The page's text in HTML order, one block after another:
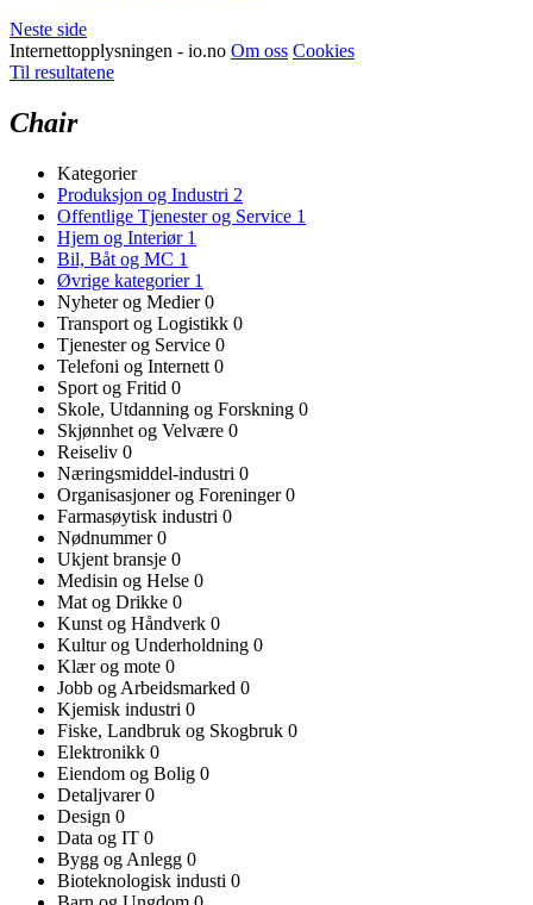
Neste side
Internettopplysningen - io.no Om oss Cookies
Til resultatene
Chair
Kategorier
Produksjon og Industri 2
Offentlige Tjenester og Service 1
Hjem og Interiør 1
Bil, Båt og MC 1
Øvrige kategorier 1
Nyheter og Medier0
Transport og Logistikk 0
Tjenester og Service 0
Telefoni og Internett 0
Sport og Fritid 0
Skole, Utdanning og Forskning 0
Skjønnhet og Velvære 0
Reiseliv 0
Næringsmiddel-industri 0
Organisasjoner og Foreninger0
Farmasøytisk industri 0
Nødnummer0
Ukjent bransje 0
Medisin og Helse 0
Mat og Drikke 0
Kunst og Håndverk 0
Kultur og Underholdning 0
Klær og mote 0
Jobb og Arbeidsmarked 0
Kjemisk industri 0
Fiske, Landbruk og Skogbruk 0
Elektronikk 0
Eiendom og Bolig 0
Detaljvarer0
Design 0
Data og IT 0
Bygg og Anlegg 0
Bioteknologisk industi 0